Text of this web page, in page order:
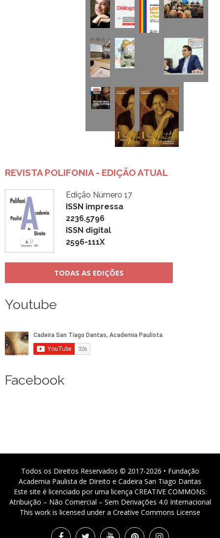
REVISTA POLIFONIA - EDIÇÃO ATUAL
Edição Número 17
ISSN impressa
2236.5796
ISSN digital
2596-111X
TODAS AS EDIÇÕES
Youtube
Facebook
Todos os Direitos Reservados © 2017-2026 • Fundação
Academia Paulista de Direito e Cadeira San Tiago Dantas
Este site é licenciado por uma licença CREATIVE COMMONS:
Atribuição – Não Comercial – Sem Derivações 4.0 Internacional
This work is licensed under a Creative Commons License